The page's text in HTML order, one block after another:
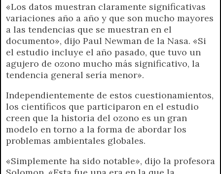
«Los datos muestran claramente significativas
variaciones año a año y que son mucho mayores
a las tendencias que se muestran en el
documento», dijo Paul Newman de la Nasa. «Si
el estudio incluye el año pasado, que tuvo un
agujero de ozono mucho más significativo, la
tendencia general sería menor».
Independientemente de estos cuestionamientos,
los científicos que participaron en el estudio
creen que la historia del ozono es un gran
modelo en torno a la forma de abordar los
problemas ambientales globales.
«Simplemente ha sido notable», dijo la profesora